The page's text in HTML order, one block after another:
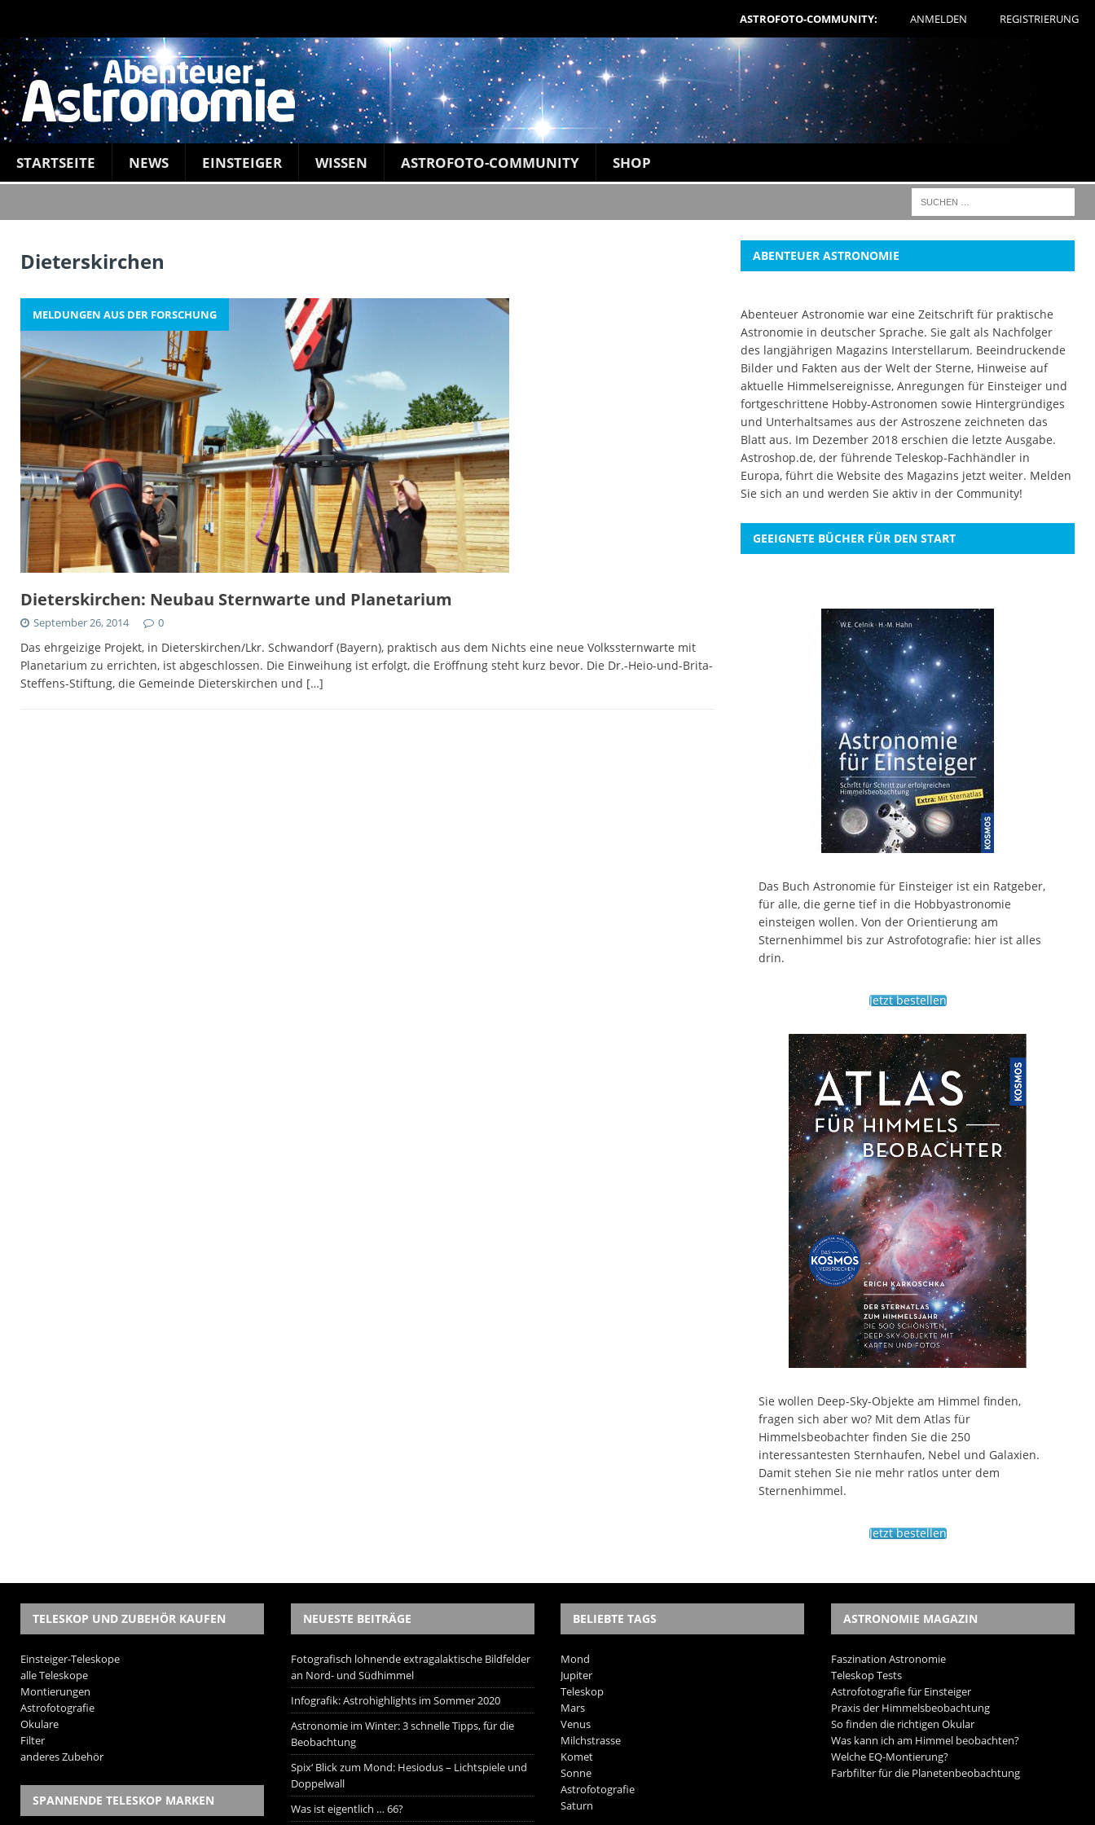
ASTROFOTO-COMMUNITY: ANMELDEN REGISTRIERUNG
STARTSEITE NEWS EINSTEIGER WISSEN ASTROFOTO-COMMUNITY SHOP
Dieterskirchen
MELDUNGEN AUS DER FORSCHUNG
Dieterskirchen: Neubau Sternwarte und Planetarium
September 26, 2014 0
Das ehrgeizige Projekt, in Dieterskirchen/Lkr. Schwandorf (Bayern), praktisch aus dem Nichts eine neue Volkssternwarte mit
Planetarium zu errichten, ist abgeschlossen. Die Einweihung ist erfolgt, die Eröffnung steht kurz bevor. Die Dr.-Heio-und-Brita-
Steffens-Stiftung, die Gemeinde Dieterskirchen und […]
ABENTEUER ASTRONOMIE
Abenteuer Astronomie war eine Zeitschrift für praktische
Astronomie in deutscher Sprache. Sie galt als Nachfolger
des langjährigen Magazins Interstellarum. Beeindruckende
Bilder und Fakten aus der Welt der Sterne, Hinweise auf
aktuelle Himmelsereignisse, Anregungen für Einsteiger und
fortgeschrittene Hobby-Astronomen sowie Hintergründiges
und Unterhaltsames aus der Astroszene zeichneten das
Blatt aus. Im Dezember 2018 erschien die letzte Ausgabe.
Astroshop.de, der führende Teleskop-Fachhändler in
Europa, führt die Website des Magazins jetzt weiter. Melden
Sie sich an und werden Sie aktiv in der Community!
GEEIGNETE BÜCHER FÜR DEN START
Das Buch Astronomie für Einsteiger ist ein Ratgeber,
für alle, die gerne tief in die Hobbyastronomie
einsteigen wollen. Von der Orientierung am
Sternenhimmel bis zur Astrofotografie: hier ist alles
drin.
Jetzt bestellen
Sie wollen Deep-Sky-Objekte am Himmel finden,
fragen sich aber wo? Mit dem Atlas für
Himmelsbeobachter finden Sie die 250
interessantesten Sternhaufen, Nebel und Galaxien.
Damit stehen Sie nie mehr ratlos unter dem
Sternenhimmel.
Jetzt bestellen
TELESKOP UND ZUBEHÖR KAUFEN
Einsteiger-Teleskope
alle Teleskope
Montierungen
Astrofotografie
Okulare
Filter
anderes Zubehör
SPANNENDE TELESKOP MARKEN
NEUESTE BEITRÄGE
Fotografisch lohnende extragalaktische Bildfelder
an Nord- und Südhimmel
Infografik: Astrohighlights im Sommer 2020
Astronomie im Winter: 3 schnelle Tipps, für die
Beobachtung
Spix‘ Blick zum Mond: Hesiodus – Lichtspiele und
Doppelwall
Was ist eigentlich … 66?
BELIEBTE TAGS
Mond
Jupiter
Teleskop
Mars
Venus
Milchstrasse
Komet
Sonne
Astrofotografie
Saturn
ASTRONOMIE MAGAZIN
Faszination Astronomie
Teleskop Tests
Astrofotografie für Einsteiger
Praxis der Himmelsbeobachtung
So finden die richtigen Okular
Was kann ich am Himmel beobachten?
Welche EQ-Montierung?
Farbfilter für die Planetenbeobachtung